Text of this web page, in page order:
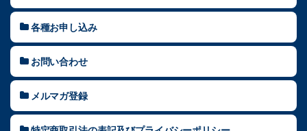
各種お申し込み
お問い合わせ
メルマガ登録